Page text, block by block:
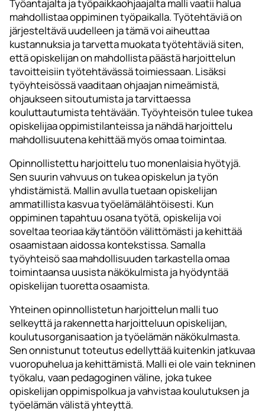
Työantajalta ja työpaikkaohjaajalta malli vaatii halua
mahdollistaa oppiminen työpaikalla. Työtehtäviä on
järjesteltävä uudelleen ja tämä voi aiheuttaa
kustannuksia ja tarvetta muokata työtehtäviä siten,
että opiskelijan on mahdollista päästä harjoittelun
tavoitteisiin työtehtävässä toimiessaan. Lisäksi
työyhteisössä vaaditaan ohjaajan nimeämistä,
ohjaukseen sitoutumista ja tarvittaessa
kouluttautumista tehtävään. Työyhteisön tulee tukea
opiskelijaa oppimistilanteissa ja nähdä harjoittelu
mahdollisuutena kehittää myös omaa toimintaa.
Opinnollistettu harjoittelu tuo monenlaisia hyötyjä.
Sen suurin vahvuus on tukea opiskelun ja työn
yhdistämistä. Mallin avulla tuetaan opiskelijan
ammatillista kasvua työelämälähtöisesti. Kun
oppiminen tapahtuu osana työtä, opiskelija voi
soveltaa teoriaa käytäntöön välittömästi ja kehittää
osaamistaan aidossa kontekstissa. Samalla
työyhteisö saa mahdollisuuden tarkastella omaa
toimintaansa uusista näkökulmista ja hyödyntää
opiskelijan tuoretta osaamista.
Yhteinen opinnollistetun harjoittelun malli tuo
selkeyttä ja rakennetta harjoitteluun opiskelijan,
koulutusorganisaation ja työelämän näkökulmasta.
Sen onnistunut toteutus edellyttää kuitenkin jatkuvaa
vuoropuhelua ja kehittämistä. Malli ei ole vain tekninen
työkalu, vaan pedagoginen väline, joka tukee
opiskelijan oppimispolkua ja vahvistaa koulutuksen ja
työelämän välistä yhteyttä.